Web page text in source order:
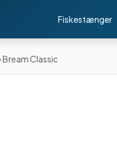
Fiskestænger
Classic